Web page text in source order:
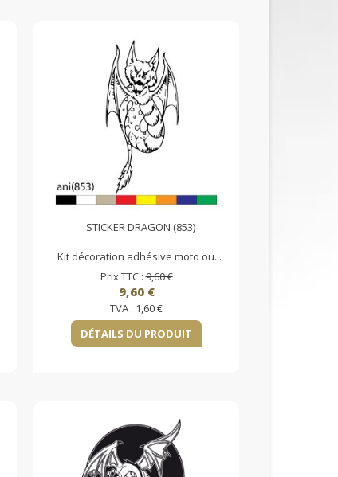
STICKER DRAGON (853)
Kit décoration adhésive moto ou...
Prix TTC :9,60 €
9,60 €
TVA : 1,60 €
DÉTAILS DU PRODUIT